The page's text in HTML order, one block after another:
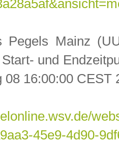
Pegels Mainz
und
08 16:00:00 CEST
45e9-4d90-